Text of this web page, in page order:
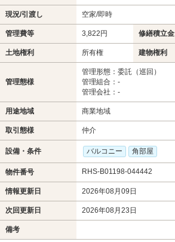
現況/引渡し 空家/即時
管理費等 3,822円 修繕積立金
土地権利 所有権 建物権利
管理態様
管理形態：委託（巡回）
管理組合：-
管理会社：-
用途地域 商業地域
取引態様 仲介
設備・条件 バルコニー 角部屋
物件番号 RHS-B01198-044442
情報更新日 2026年08月09日
次回更新日 2026年08月23日
備考